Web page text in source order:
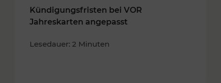
Kündigungsfristen bei VOR
Jahreskarten angepasst
Lesedauer: 2 Minuten